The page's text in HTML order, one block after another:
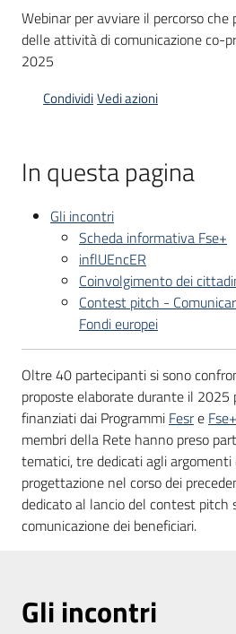
Progetti
attività
Servizi
Comunicazione
Seguici
su
Webinar per avviare il percorso
delle attività di comunicazione co-
2025
CondividiVedi azioni
In questa pagina
Gli incontri
Scheda informativa Fse+
inflUEncER
Coinvolgimento dei
Contest pitch -
Fondi europei
Oltre 40 partecipanti si sono
proposte elaborate durante il 2025
finanziati dai Programmi Fesre Fse+
membri della Rete hanno preso
tematici, tre dedicati agli
progettazione nel corso dei
dedicato al lancio del contest pitch
comunicazione dei beneficiari.
Gli incontri